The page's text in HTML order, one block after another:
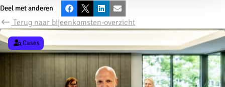
Deel met anderen Facebook
X LinkedInE-mail
Terug naar bijeenkomsten-overzicht
Cases